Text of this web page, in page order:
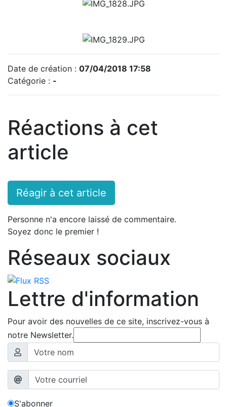
Date de création : 07/04/2018 17:58
Catégorie : -
Réactions à cet
article
Réagir à cet article
Personne n'a encore laissé de commentaire.
Soyez donc le premier !
Réseaux sociaux
Lettre d'information
Pour avoir des nouvelles de ce site, inscrivez-vous à
notre Newsletter.
S'abonner